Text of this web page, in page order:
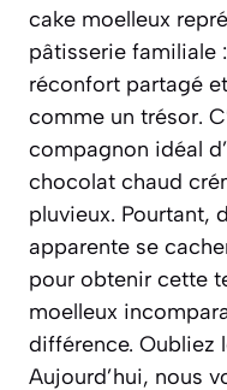
cake moelleux
pâtisserie familiale
réconfort partagé
comme un trésor.
compagnon idéal
chocolat chaud
pluvieux. Pourtant,
apparente se
pour obtenir cette
moelleux
différence. Oubliez
Aujourd’hui, nous